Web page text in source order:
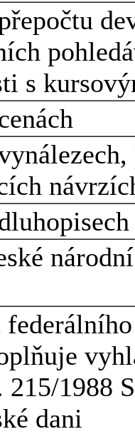
s
1988
dani